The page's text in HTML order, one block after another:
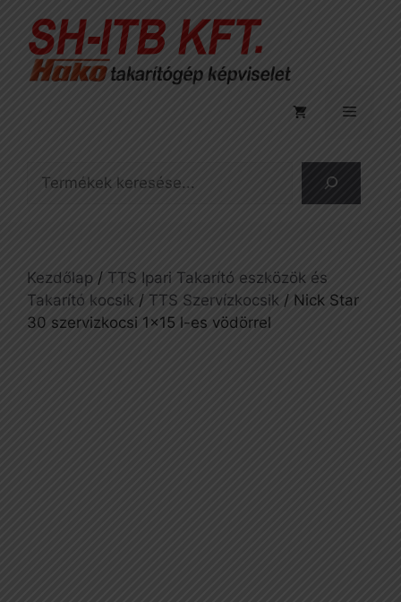
tartalomba
Menü
Kezdőlap / TTS Ipari Takarító eszközök és
Takarító kocsik / TTS Szervízkocsik / Nick Star
30 szervizkocsi 1×15 l-es vödörrel